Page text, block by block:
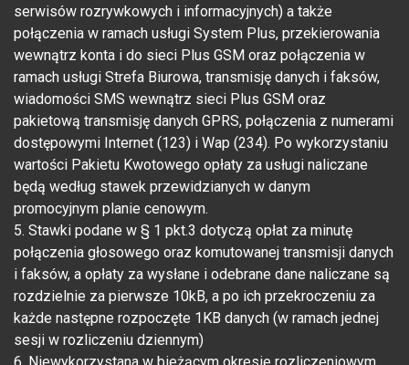
serwisów rozrywkowych i informacyjnych) a także
połączenia w ramach usługi System Plus, przekierowania
wewnątrz konta i do sieci Plus GSM oraz połączenia w
ramach usługi Strefa Biurowa, transmisję danych i faksów,
wiadomości SMS wewnątrz sieci Plus GSM oraz
pakietową transmisję danych GPRS, połączenia z numerami
dostępowymi Internet (123) i Wap (234). Po wykorzystaniu
wartości Pakietu Kwotowego opłaty za usługi naliczane
będą według stawek przewidzianych w danym
promocyjnym planie cenowym.
5. Stawki podane w § 1 pkt.3 dotyczą opłat za minutę
połączenia głosowego oraz komutowanej transmisji danych
i faksów, a opłaty za wysłane i odebrane dane naliczane są
rozdzielnie za pierwsze 10kB, a po ich przekroczeniu za
każde następne rozpoczęte 1KB danych (w ramach jednej
sesji w rozliczeniu dziennym)